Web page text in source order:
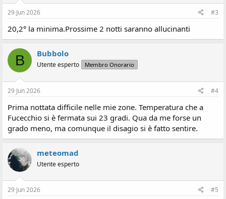
29 Jun 2026 #3
20,2° la minima.Prossime 2 notti saranno allucinanti
B Bubbolo
Utente esperto Membro Onorario
29 Jun 2026 #4
Prima nottata difficile nelle mie zone. Temperatura che a
Fucecchio si è fermata sui 23 gradi. Qua da me forse un
grado meno, ma comunque il disagio si è fatto sentire.
meteomad
Utente esperto
29 Jun 2026 #5